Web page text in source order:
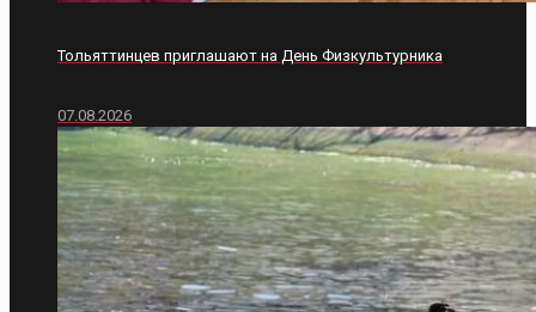
Тольяттинцев приглашают на День Физкультурника
07.08.2026